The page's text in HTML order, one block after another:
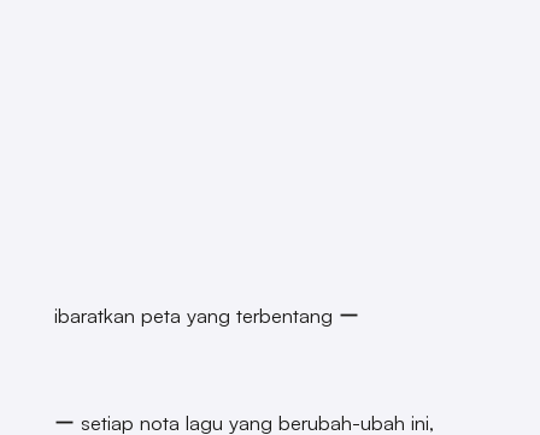
ibaratkan peta yang terbentang ー
ー setiap nota lagu yang berubah-ubah ini,